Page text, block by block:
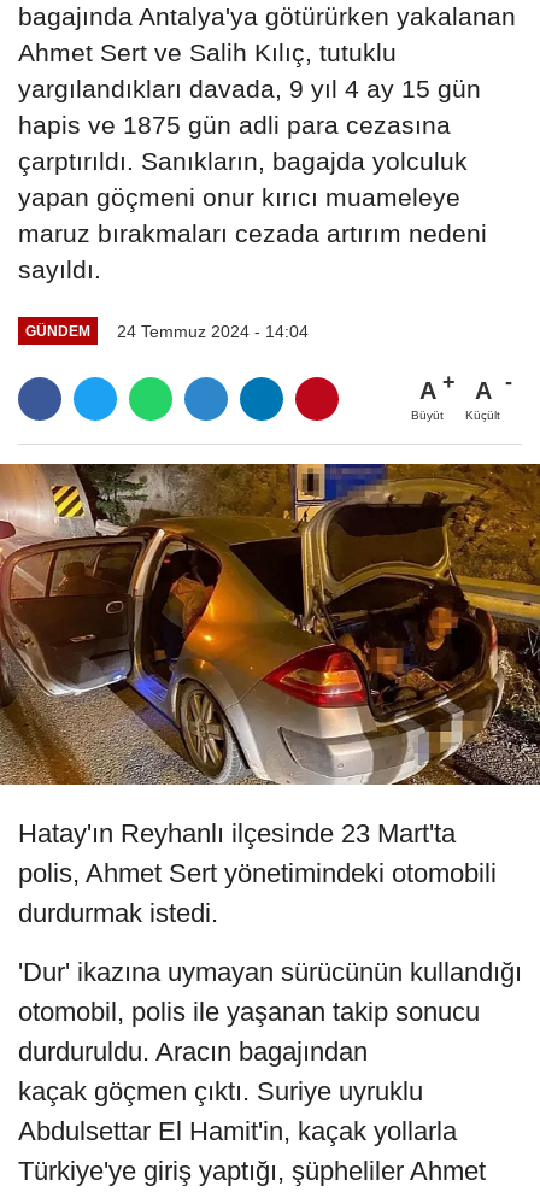
bagajında Antalya'ya götürürken yakalanan
Ahmet Sert ve Salih Kılıç, tutuklu
yargılandıkları davada, 9 yıl 4 ay 15 gün
hapis ve 1875 gün adli para cezasına
çarptırıldı. Sanıkların, bagajda yolculuk
yapan göçmeni onur kırıcı muameleye
maruz bırakmaları cezada artırım nedeni
sayıldı.
GÜNDEM 24 Temmuz 2024 - 14:04
A
Büyüt
A
Küçült
Hatay'ın Reyhanlı ilçesinde 23 Mart'ta
polis, Ahmet Sert yönetimindeki otomobili
durdurmak istedi.
'Dur' ikazına uymayan sürücünün kullandığı
otomobil, polis ile yaşanan takip sonucu
durduruldu. Aracın bagajından
kaçak göçmen çıktı. Suriye uyruklu
Abdulsettar El Hamit'in, kaçak yollarla
Türkiye'ye giriş yaptığı, şüpheliler Ahmet